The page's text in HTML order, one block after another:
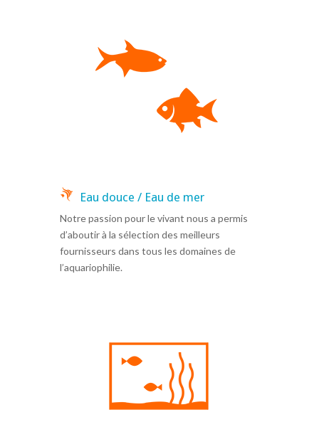
Eau douce / Eau de mer
Notre passion pour le vivant nous a permis
d’aboutir à la sélection des meilleurs
fournisseurs dans tous les domaines de
l’aquariophilie.